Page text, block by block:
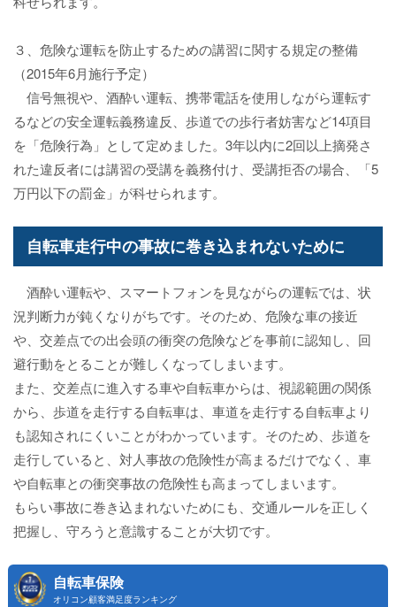
３、危険な運転を防止するための講習に関する規定の整備
（2015年6月施行予定）
信号無視や、酒酔い運転、携帯電話を使用しながら運転す
るなどの安全運転義務違反、歩道での歩行者妨害など14項目
を「危険行為」として定めました。3年以内に2回以上摘発さ
れた違反者には講習の受講を義務付け、受講拒否の場合、「5
万円以下の罰金」が科せられます。
自転車走行中の事故に巻き込まれないために
酒酔い運転や、スマートフォンを見ながらの運転では、状
況判断力が鈍くなりがちです。そのため、危険な車の接近
や、交差点での出会頭の衝突の危険などを事前に認知し、回
避行動をとることが難しくなってしまいます。
また、交差点に進入する車や自転車からは、視認範囲の関係
から、歩道を走行する自転車は、車道を走行する自転車より
も認知されにくいことがわかっています。そのため、歩道を
走行していると、対人事故の危険性が高まるだけでなく、車
や自転車との衝突事故の危険性も高まってしまいます。
もらい事故に巻き込まれないためにも、交通ルールを正しく
把握し、守ろうと意識することが大切です。
自転車保険
オリコン顧客満足度ランキング